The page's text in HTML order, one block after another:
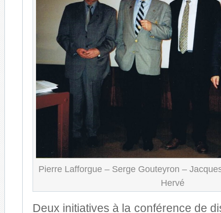
Pierre Lafforgue – Serge Gouteyron –
Hervé
Deux initiatives à la conférence de